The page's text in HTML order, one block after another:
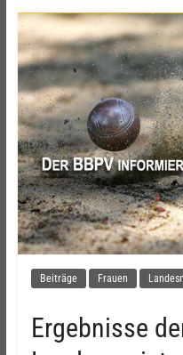
Beiträge Frauen
Ergebnisse